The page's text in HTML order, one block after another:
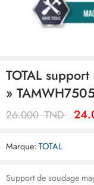
TOTAL
»
26.000TND
Marque: TOTAL
Support de soudage